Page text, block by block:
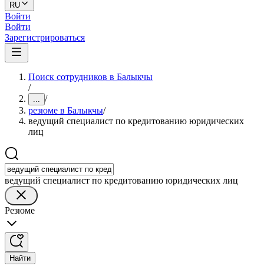
RU
Войти
Войти
Зарегистрироваться
Поиск сотрудников в Балыкчы
/
... /
резюме в Балыкчы/
ведущий специалист по кредитованию юридических
лиц
ведущий специалист по кредитованию юридических лиц
Резюме
Найти